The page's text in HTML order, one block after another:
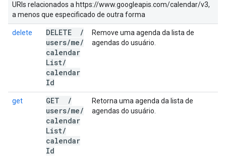
URIs relacionados a https://www.googleapis.com/calendar/v3,
a menos que especificado de outra forma
delete DELETE
/
users/me/
calendar
List/
calendar
Id
Remove uma agenda da lista de
agendas do usuário.
get GET
/
users/me/
calendar
List/
calendar
Id
Retorna uma agenda da lista de
agendas do usuário.